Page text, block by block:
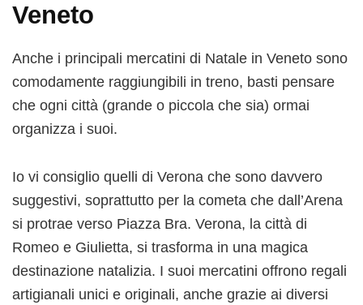
Veneto
Anche i principali mercatini di Natale in Veneto sono
comodamente raggiungibili in treno, basti pensare
che ogni città (grande o piccola che sia) ormai
organizza i suoi.
Io vi consiglio quelli di Verona che sono davvero
suggestivi, soprattutto per la cometa che dall’Arena
si protrae verso Piazza Bra. Verona, la città di
Romeo e Giulietta, si trasforma in una magica
destinazione natalizia. I suoi mercatini offrono regali
artigianali unici e originali, anche grazie ai diversi